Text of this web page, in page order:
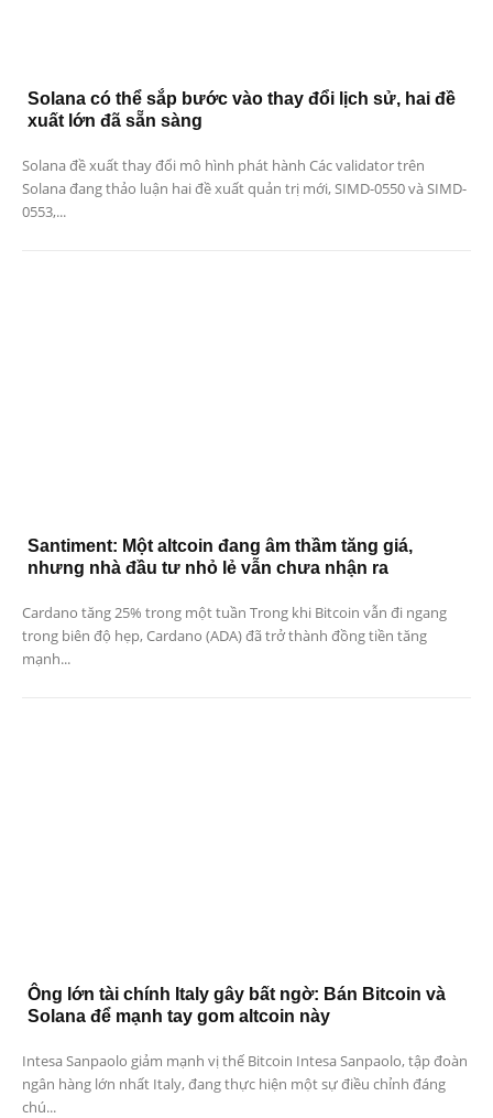
Solana có thể sắp bước vào thay đổi lịch sử, hai đề
xuất lớn đã sẵn sàng
Solana đề xuất thay đổi mô hình phát hành Các validator trên
Solana đang thảo luận hai đề xuất quản trị mới, SIMD-0550 và SIMD-
0553,...
Santiment: Một altcoin đang âm thầm tăng giá,
nhưng nhà đầu tư nhỏ lẻ vẫn chưa nhận ra
Cardano tăng 25% trong một tuần Trong khi Bitcoin vẫn đi ngang
trong biên độ hẹp, Cardano (ADA) đã trở thành đồng tiền tăng
mạnh...
Ông lớn tài chính Italy gây bất ngờ: Bán Bitcoin và
Solana để mạnh tay gom altcoin này
Intesa Sanpaolo giảm mạnh vị thế Bitcoin Intesa Sanpaolo, tập đoàn
ngân hàng lớn nhất Italy, đang thực hiện một sự điều chỉnh đáng
chú...